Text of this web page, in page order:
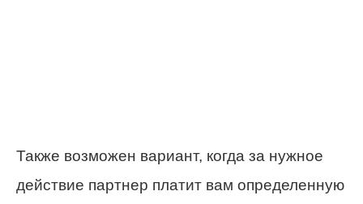
Также возможен вариант, когда за нужное
действие партнер платит вам определенную